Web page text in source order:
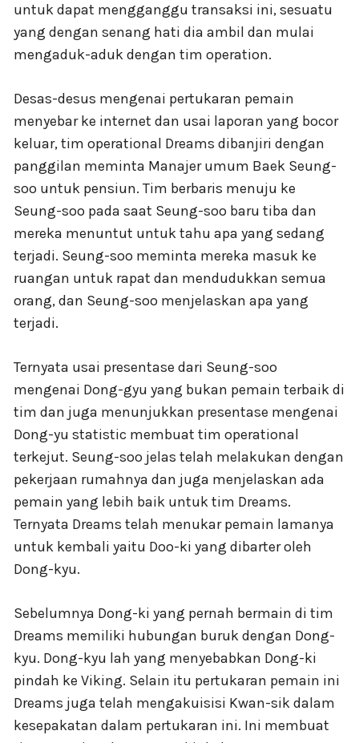
untuk dapat mengganggu transaksi ini, sesuatu
yang dengan senang hati dia ambil dan mulai
mengaduk-aduk dengan tim operation.
Desas-desus mengenai pertukaran pemain
menyebar ke internet dan usai laporan yang bocor
keluar, tim operational Dreams dibanjiri dengan
panggilan meminta Manajer umum Baek Seung-
soo untuk pensiun. Tim berbaris menuju ke
Seung-soo pada saat Seung-soo baru tiba dan
mereka menuntut untuk tahu apa yang sedang
terjadi. Seung-soo meminta mereka masuk ke
ruangan untuk rapat dan mendudukkan semua
orang, dan Seung-soo menjelaskan apa yang
terjadi.
Ternyata usai presentase dari Seung-soo
mengenai Dong-gyu yang bukan pemain terbaik di
tim dan juga menunjukkan presentase mengenai
Dong-yu statistic membuat tim operational
terkejut. Seung-soo jelas telah melakukan dengan
pekerjaan rumahnya dan juga menjelaskan ada
pemain yang lebih baik untuk tim Dreams.
Ternyata Dreams telah menukar pemain lamanya
untuk kembali yaitu Doo-ki yang dibarter oleh
Dong-kyu.
Sebelumnya Dong-ki yang pernah bermain di tim
Dreams memiliki hubungan buruk dengan Dong-
kyu. Dong-kyu lah yang menyebabkan Dong-ki
pindah ke Viking. Selain itu pertukaran pemain ini
Dreams juga telah mengakuisisi Kwan-sik dalam
kesepakatan dalam pertukaran ini. Ini membuat